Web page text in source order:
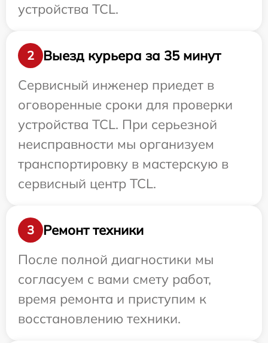
устройства TCL.
2
Выезд курьера за 35 минут
Сервисный инженер приедет в
оговоренные сроки для проверки
устройства TCL. При серьезной
неисправности мы организуем
транспортировку в мастерскую в
сервисный центр TCL.
3
Ремонт техники
После полной диагностики мы
согласуем с вами смету работ,
время ремонта и приступим к
восстановлению техники.